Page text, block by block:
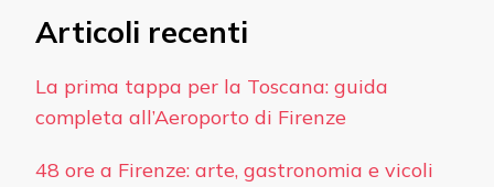
Articoli recenti
La prima tappa per la Toscana: guida
completa all’Aeroporto di Firenze
48 ore a Firenze: arte, gastronomia e vicoli